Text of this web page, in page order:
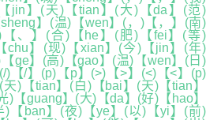
jin】(天)【tian】(大)【da】(范)
】(温)【wen】(，)【，】(南)
【、】(合)【he】(肥)【fei】(等)
chu】(现)【xian】(今)【jin】(年)
ge】(高)【gao】(温)【wen】(日)
)【/】(p)【p】(>)【>】(<)【<】(p)
)【tian】(白)【bai】(天)【tian】
)【guang】(大)【da】(好)【hao】
)【ban】(夜)【ye】(以)【yi】(前)